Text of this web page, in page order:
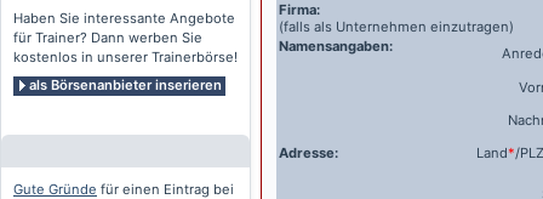
Haben Sie interessante Angebote
für Trainer? Dann werben Sie
kostenlos in unserer Trainerbörse!
als Börsenanbieter inserieren
Gute Gründe für einen Eintrag bei
Firma:
(falls als Unternehmen einzutragen)
Namensangaben:
Adresse:
Land*/PLZ